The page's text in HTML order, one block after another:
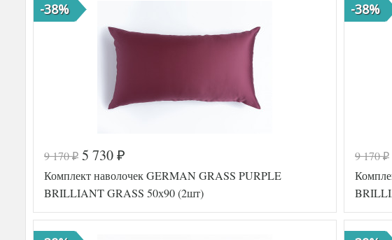
-38%
9 170₽ 5 730 ₽
Комплект наволочек GERMAN GRASS PURPLE
BRILLIANT GRASS 50х90 (2шт)
-38%
9 170₽